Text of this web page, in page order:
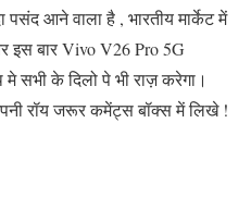
आने वाला है , भारतीय मार्केट में
बार Vivo V26 Pro 5G
मे सभी के दिलो पे भी राज़ करेगा।
रॉय जरूर कमेंट्स बॉक्स में लिखे !